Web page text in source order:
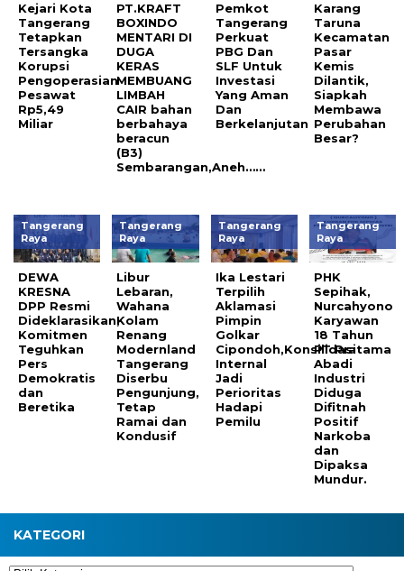
Kejari Kota
Tangerang
Tetapkan
Tersangka
Korupsi
Pengoperasian
Pesawat
Rp5,49
Miliar
PT.KRAFT
BOXINDO
MENTARI DI
DUGA
KERAS
MEMBUANG
LIMBAH
CAIR bahan
berbahaya
beracun
(B3)
Sembarangan,Aneh……
Pemkot
Tangerang
Perkuat
PBG Dan
SLF Untuk
Investasi
Yang Aman
Dan
Berkelanjutan
Karang
Taruna
Kecamatan
Pasar
Kemis
Dilantik,
Siapkah
Membawa
Perubahan
Besar?
Tangerang
Raya
DEWA
KRESNA
DPP Resmi
Dideklarasikan,
Komitmen
Teguhkan
Pers
Demokratis
dan
Beretika
Tangerang
Raya
Libur
Lebaran,
Wahana
Kolam
Renang
Modernland
Tangerang
Diserbu
Pengunjung,
Tetap
Ramai dan
Kondusif
Tangerang
Raya
Ika Lestari
Terpilih
Aklamasi
Pimpin
Golkar
Cipondoh,Konsilidasi
Internal
Jadi
Perioritas
Hadapi
Pemilu
Tangerang
Raya
PHK
Sepihak,
Nurcahyono
Karyawan
18 Tahun
PT Pratama
Abadi
Industri
Diduga
Difitnah
Positif
Narkoba
dan
Dipaksa
Mundur.
KATEGORI